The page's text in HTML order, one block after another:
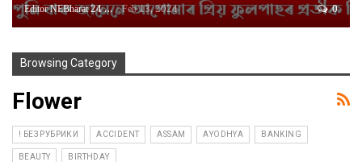
Editor NEBharat 24 Feb 13, 2024 0
Browsing Category
Flower
! БЕЗ РУБРИКИ ACCIDENT ASSAM AYODHYA BANKING
BEAUTY BIRTHDAY